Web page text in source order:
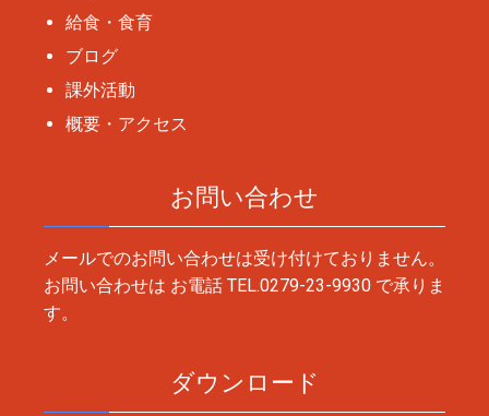
給食・食育
ブログ
課外活動
概要・アクセス
お問い合わせ
メールでのお問い合わせは受け付けておりません。
お問い合わせは お電話 TEL.0279-23-9930 で承りま
す。
ダウンロード